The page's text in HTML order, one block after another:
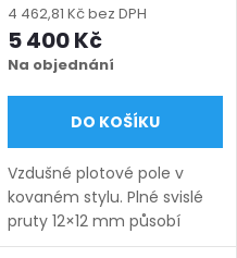
mm, výška 650–1750
mm), modrá RAL 5010
matná
4 462,81 Kč bez DPH
5 400 Kč
Na objednání
DO KOŠÍKU
Vzdušné plotové pole v
kovaném stylu. Plné svislé
pruty 12×12 mm působí
lehce a nadčasově.